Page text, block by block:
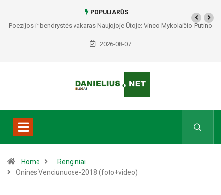
POPULIARŪS
Poezijos ir bendrystės vakaras Naujojoje Ūtoje: Vinco Mykolaičio-Putino
tėviškėje skambės eilės, dainos ir arbatos puodelių šiluma
2026-08-07
Home
Renginiai
Oninės Venciūnuose-2018 (foto+video)